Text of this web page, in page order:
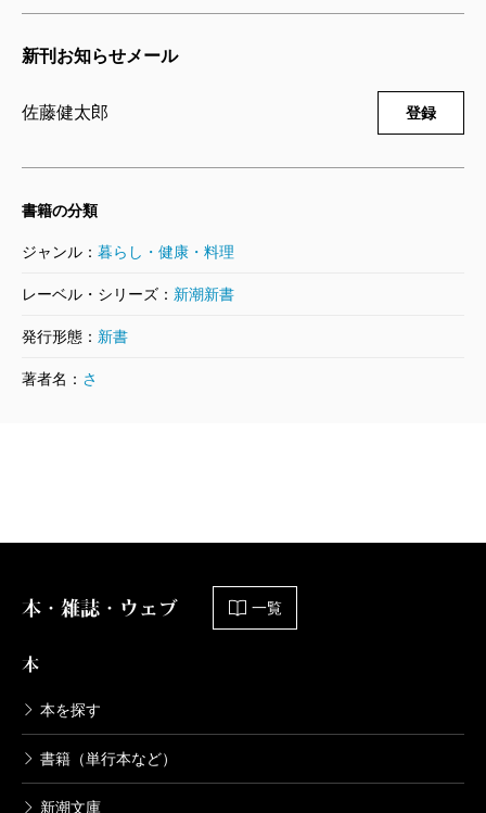
新刊お知らせメール
佐藤健太郎 登録
書籍の分類
ジャンル： 暮らし・健康・料理
レーベル・シリーズ： 新潮新書
発行形態： 新書
著者名： さ
本・雑誌・ウェブ 一覧
本
本を探す
書籍（単行本など）
新潮文庫